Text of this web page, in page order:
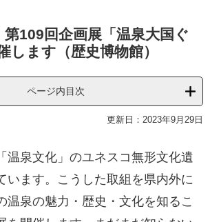
第109回企画展「温泉大国ぐ
します（歴史博物館）
ページ内目次
更新日：2023年9月29日
泉文化」のユネスコ無形文化遺
います。こうした取組を県内外に
温泉の魅力・歴史・文化を知るこ